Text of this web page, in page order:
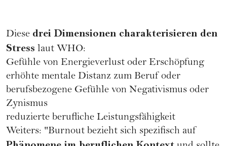
Diese drei Dimensionen charakterisieren den
Stress laut WHO:
Gefühle von Energieverlust oder Erschöpfung
erhöhte mentale Distanz zum Beruf oder
berufsbezogene Gefühle von Negativismus oder
Zynismus
reduzierte berufliche Leistungsfähigkeit
Weiters: "Burnout bezieht sich spezifisch auf